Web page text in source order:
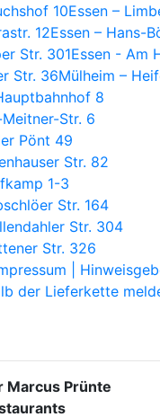
10Essen –
12Essen – Hans-
Str. 301Essen - Am
Str. 36Mülheim –
8
Str. 6
Pönt 49
Str. 82
1-3
Str. 164
Str. 304
Str. 326
|
der Lieferkette
Marcus Prünte